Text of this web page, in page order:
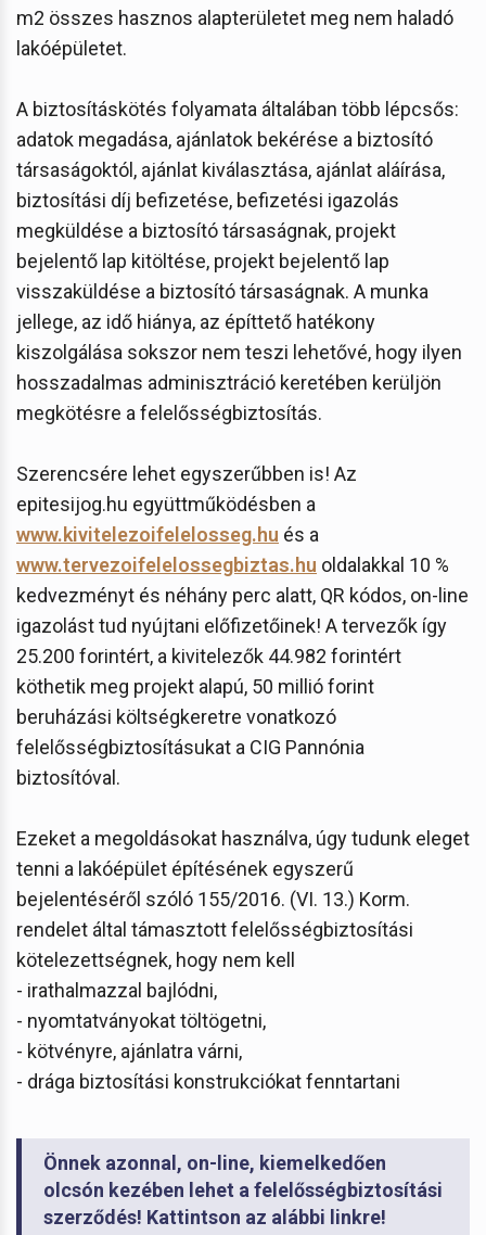
m2 összes hasznos alapterületet meg nem haladó
lakóépületet.
A biztosításkötés folyamata általában több lépcsős:
adatok megadása, ajánlatok bekérése a biztosító
társaságoktól, ajánlat kiválasztása, ajánlat aláírása,
biztosítási díj befizetése, befizetési igazolás
megküldése a biztosító társaságnak, projekt
bejelentő lap kitöltése, projekt bejelentő lap
visszaküldése a biztosító társaságnak. A munka
jellege, az idő hiánya, az építtető hatékony
kiszolgálása sokszor nem teszi lehetővé, hogy ilyen
hosszadalmas adminisztráció keretében kerüljön
megkötésre a felelősségbiztosítás.
Szerencsére lehet egyszerűbben is! Az
epitesijog.hu együttműködésben a
www.kivitelezoifelelosseg.hu és a
www.tervezoifelelossegbiztas.hu oldalakkal 10 %
kedvezményt és néhány perc alatt, QR kódos, on-line
igazolást tud nyújtani előfizetőinek! A tervezők így
25.200 forintért, a kivitelezők 44.982 forintért
köthetik meg projekt alapú, 50 millió forint
beruházási költségkeretre vonatkozó
felelősségbiztosításukat a CIG Pannónia
biztosítóval.
Ezeket a megoldásokat használva, úgy tudunk eleget
tenni a lakóépület építésének egyszerű
bejelentéséről szóló 155/2016. (VI. 13.) Korm.
rendelet által támasztott felelősségbiztosítási
kötelezettségnek, hogy nem kell
- irathalmazzal bajlódni,
- nyomtatványokat töltögetni,
- kötvényre, ajánlatra várni,
- drága biztosítási konstrukciókat fenntartani
Önnek azonnal, on-line, kiemelkedően
olcsón kezében lehet a felelősségbiztosítási
szerződés! Kattintson az alábbi linkre!